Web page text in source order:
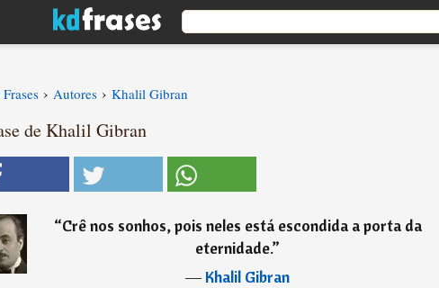
› Autores › Khalil Gibran
de Khalil Gibran
“Crê nos sonhos, pois neles está escondida a porta da
eternidade.”
―Khalil Gibran